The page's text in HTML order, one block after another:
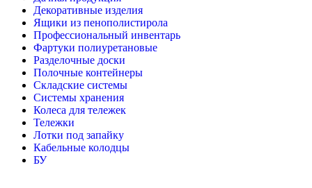
Декоративные изделия
Ящики из пенополистирола
Профессиональный инвентарь
Фартуки полиуретановые
Разделочные доски
Полочные контейнеры
Складские системы
Системы хранения
Колеса для тележек
Тележки
Лотки под запайку
Кабельные колодцы
БУ